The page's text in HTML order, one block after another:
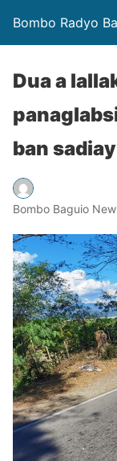
Bombo Radyo
Dua a
ban
Bombo Baguio